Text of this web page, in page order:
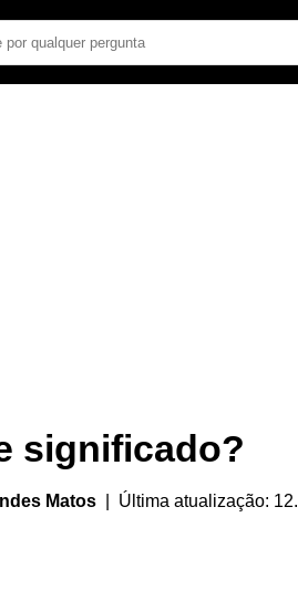
significado?
Matos | Última atualização: 12.